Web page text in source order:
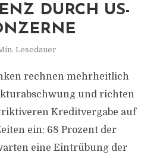
DURCH US-
Lesedauer
rechnen mehrheitlich
und richten
Kreditvergabe auf
ein: 68 Prozent der
eine Eintrübung der